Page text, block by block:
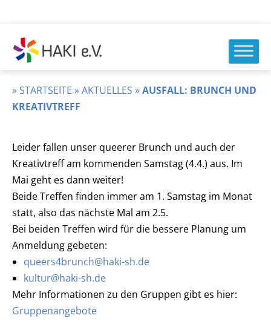
Inhalt
springen
HAKI
e.v.
»STARTSEITE »AKTUELLES »AUSFALL: BRUNCH UND
KREATIVTREFF
Leider fallen unser queerer Brunch und auch der
Kreativtreff am kommenden Samstag (4.4.) aus. Im
Mai geht es dann weiter!
Beide Treffen finden immer am 1. Samstag im Monat
statt, also das nächste Mal am 2.5.
Bei beiden Treffen wird für die bessere Planung um
Anmeldung gebeten:
queers4brunch@haki-sh.de
kultur@haki-sh.de
Mehr Informationen zu den Gruppen gibt es hier:
Gruppenangebote